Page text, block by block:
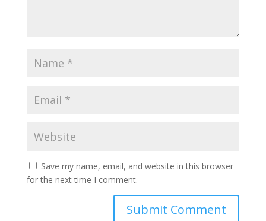
Save my name, email, and website in this browser
for the next time I comment.